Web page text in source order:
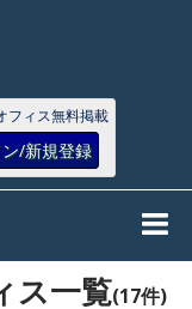
フィス無料掲載
ン/新規登録
ス一覧(17件)